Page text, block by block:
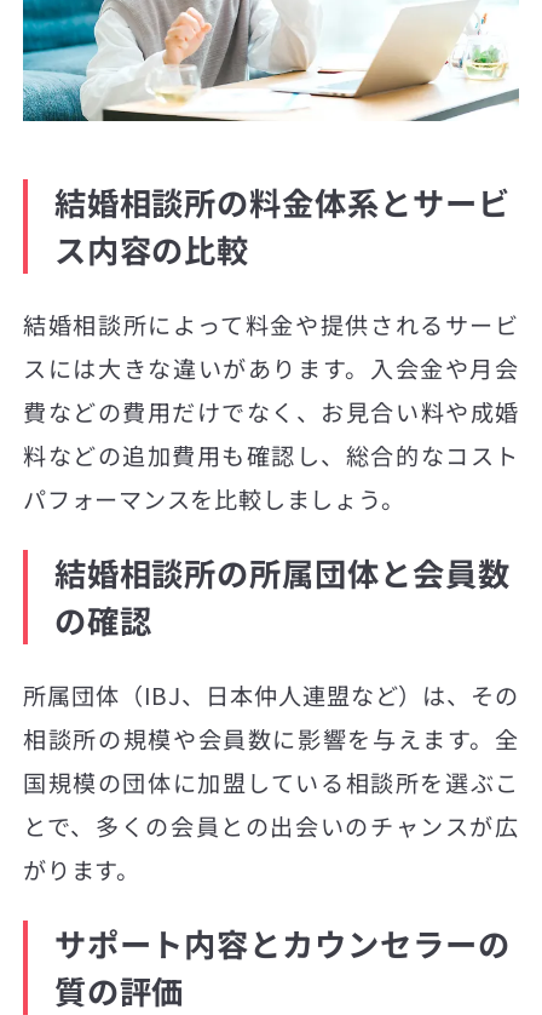
結婚相談所の料金体系とサービ
ス内容の比較
結婚相談所によって料金や提供されるサービ
スには大きな違いがあります。入会金や月会
費などの費用だけでなく、お見合い料や成婚
料などの追加費用も確認し、総合的なコスト
パフォーマンスを比較しましょう。
結婚相談所の所属団体と会員数
の確認
所属団体（IBJ、日本仲人連盟など）は、その
相談所の規模や会員数に影響を与えます。全
国規模の団体に加盟している相談所を選ぶこ
とで、多くの会員との出会いのチャンスが広
がります。
サポート内容とカウンセラーの
質の評価